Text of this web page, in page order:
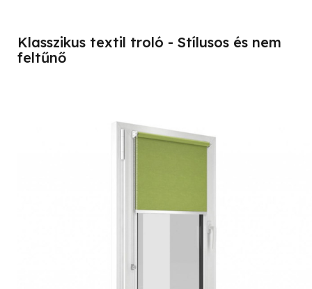
Klasszikus textil troló - Stílusos és nem
feltűnő